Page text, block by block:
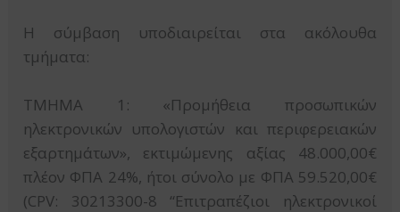
Η σύμβαση υποδιαιρείται στα ακόλουθα
τμήματα:
ΤΜΗΜΑ 1: «Προμήθεια προσωπικών
ηλεκτρονικών υπολογιστών και περιφερειακών
εξαρτημάτων», εκτιμώμενης αξίας 48.000,00€
πλέον ΦΠΑ 24%, ήτοι σύνολο με ΦΠΑ 59.520,00€
(CPV: 30213300-8 “Επιτραπέζιοι ηλεκτρονικοί